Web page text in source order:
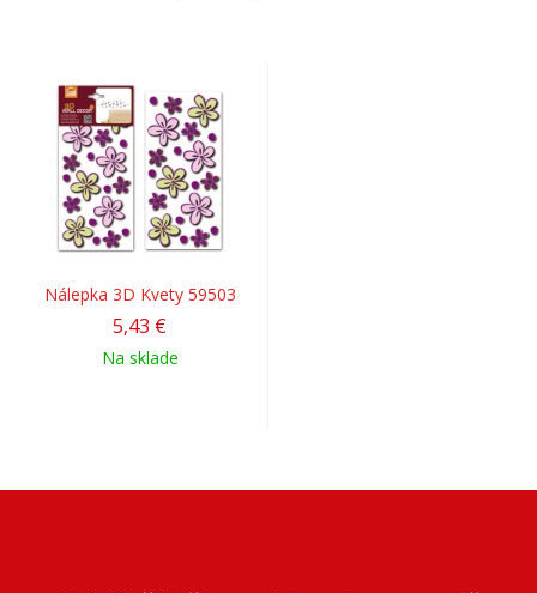
Nálepka 3D Kvety 59503
5,43 €
Na sklade